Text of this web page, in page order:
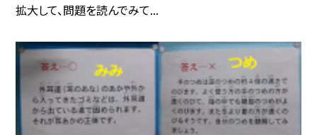
拡大して、問題を読んでみて...